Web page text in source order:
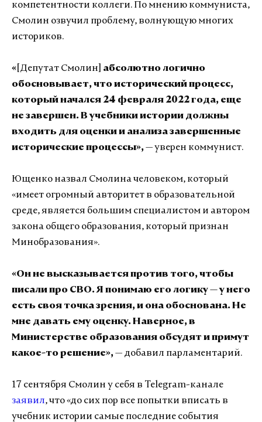
компетентности коллеги. По мнению коммуниста,
Смолин озвучил проблему, волнующую многих
историков.
« [Депутат Смолин] абсолютно логично
обосновывает, что исторический процесс,
который начался 24 февраля 2022 года, еще
не завершен. В учебники истории должны
входить для оценки и анализа завершенные
исторические процессы», — уверен коммунист.
Ющенко назвал Смолина человеком, который
«имеет огромный авторитет в образовательной
среде, является большим специалистом и автором
закона общего образования, который признан
Минобразования».
«Он не высказывается против того, чтобы
писали про СВО. Я понимаю его логику — у него
есть своя точка зрения, и она обоснована. Не
мне давать ему оценку. Наверное, в
Министерстве образования обсудят и примут
какое-то решение», — добавил парламентарий.
17 сентября Смолин у себя в Telegram-канале
заявил, что «до сих пор все попытки вписать в
учебник истории самые последние события